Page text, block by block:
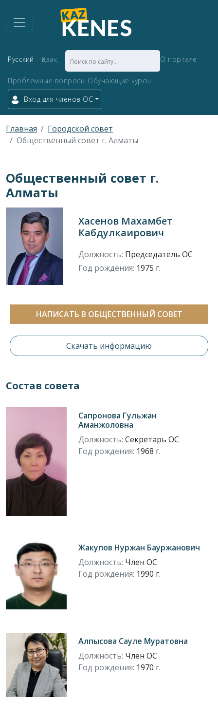
Русский Қазақ О портале
Проблемные вопросы Обучающие курсы
Вход для членов ОС
Главная
Городской совет
Общественный совет г. Алматы
Общественный совет г.
Алматы
Хасенов Махамбет
Кабдулкаирович
Должность: Председатель ОС
Год рождения: 1975 г.
НАПИСАТЬ В ОБЩЕСТВЕННЫЙ СОВЕТ
Скачать информацию
Состав совета
Сапронова Гульжан
Аманжоловна
Должность: Секретарь ОС
Год рождения: 1968 г.
Жакупов Нуржан Бауржанович
Должность: Член ОС
Год рождения: 1990 г.
Алпысова Сауле Муратовна
Должность: Член ОС
Год рождения: 1970 г.